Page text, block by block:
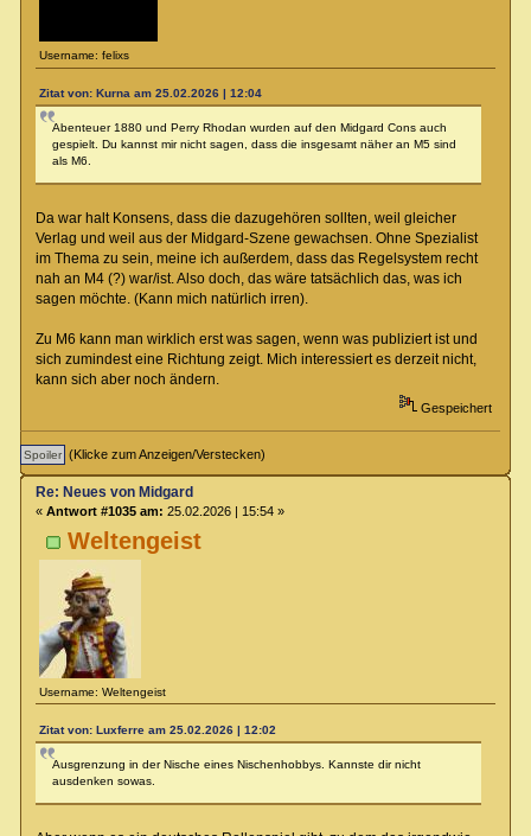
Username: felixs
Zitat von: Kurna am 25.02.2026 | 12:04
Abenteuer 1880 und Perry Rhodan wurden auf den Midgard Cons auch
gespielt. Du kannst mir nicht sagen, dass die insgesamt näher an M5 sind
als M6.
Da war halt Konsens, dass die dazugehören sollten, weil gleicher
Verlag und weil aus der Midgard-Szene gewachsen. Ohne Spezialist
im Thema zu sein, meine ich außerdem, dass das Regelsystem recht
nah an M4 (?) war/ist. Also doch, das wäre tatsächlich das, was ich
sagen möchte. (Kann mich natürlich irren).
Zu M6 kann man wirklich erst was sagen, wenn was publiziert ist und
sich zumindest eine Richtung zeigt. Mich interessiert es derzeit nicht,
kann sich aber noch ändern.
Gespeichert
(Klicke zum Anzeigen/Verstecken)
Weltengeist
Username: Weltengeist
Re: Neues von Midgard
« Antwort #1035 am: 25.02.2026 | 15:54 »
Zitat von: Luxferre am 25.02.2026 | 12:02
Ausgrenzung in der Nische eines Nischenhobbys. Kannste dir nicht
ausdenken sowas.